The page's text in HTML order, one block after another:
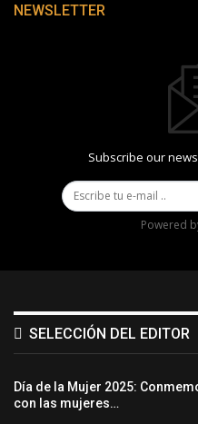
NEWSLETTER
Subscribe our
Powered
SELECCIÓN DEL EDITOR
Día de la Mujer 2025:
con las mujeres…